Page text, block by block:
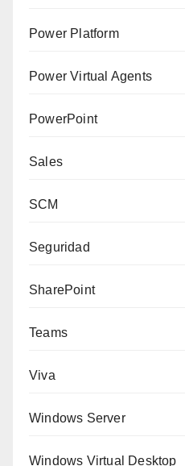
Power Platform
Power Virtual Agents
PowerPoint
Sales
SCM
Seguridad
SharePoint
Teams
Viva
Windows Server
Windows Virtual Desktop